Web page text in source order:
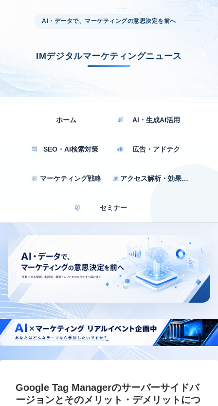
AI・データで、マーケティングの意思決定を前へ
IMデジタルマーケティングニュース
ホーム AI・生成AI活用
SEO・AI検索対策 広告・アドテク
マーケティング戦略 アクセス解析・効果測定
セミナー
Google Tag Managerのサーバーサイドバ
ージョンとそのメリット・デメリットにつ